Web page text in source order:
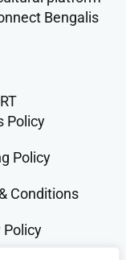
Bengalis
Policy
Policy
Conditions
Policy